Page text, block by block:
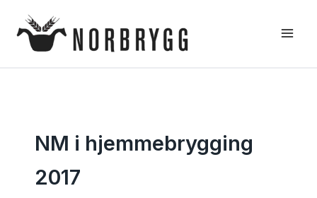
rett
NM i hjemmebrygging
2017